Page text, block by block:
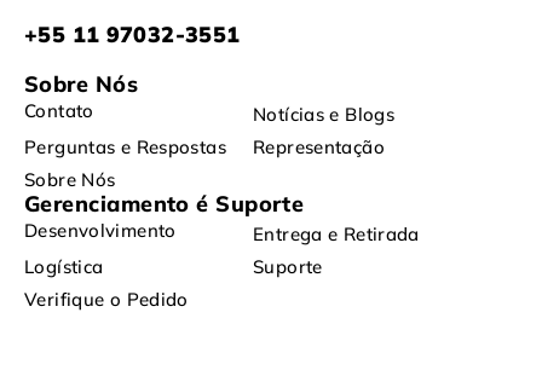
+55 11 97032-3551
Sobre Nós
Contato
Notícias e Blogs
Perguntas e Respostas
Representação
Sobre Nós
Gerenciamento é Suporte
Desenvolvimento
Entrega e Retirada
Logística
Suporte
Verifique o Pedido